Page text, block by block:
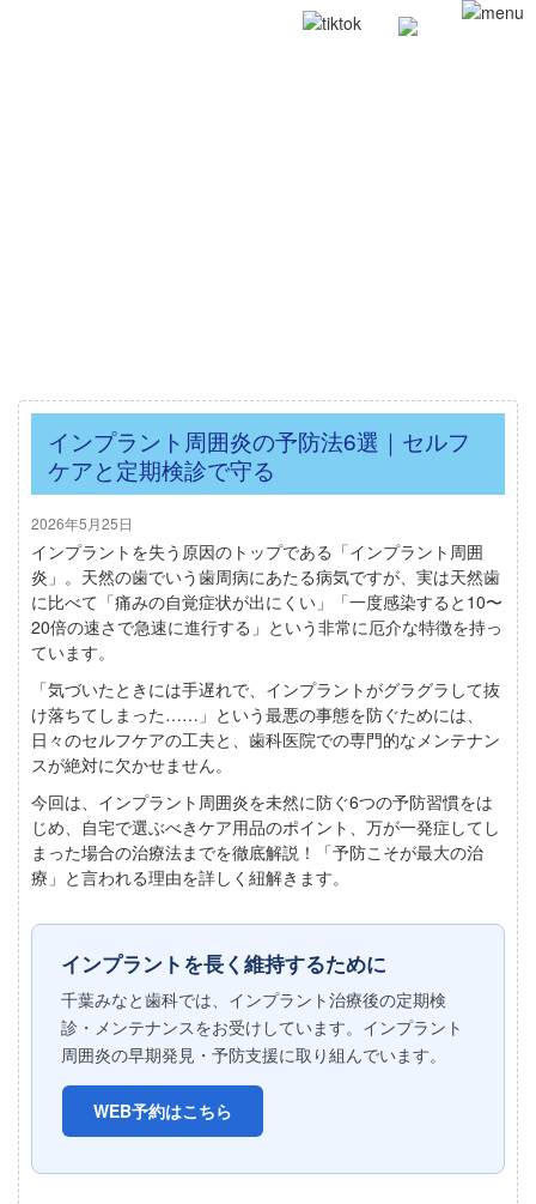
インプラント周囲炎の予防法6選｜セルフ
ケアと定期検診で守る
2026年5月25日
インプラントを失う原因のトップである「インプラント周囲
炎」。天然の歯でいう歯周病にあたる病気ですが、実は天然歯
に比べて「痛みの自覚症状が出にくい」「一度感染すると10〜
20倍の速さで急速に進行する」という非常に厄介な特徴を持っ
ています。
「気づいたときには手遅れで、インプラントがグラグラして抜
け落ちてしまった……」という最悪の事態を防ぐためには、
日々のセルフケアの工夫と、歯科医院での専門的なメンテナン
スが絶対に欠かせません。
今回は、インプラント周囲炎を未然に防ぐ6つの予防習慣をは
じめ、自宅で選ぶべきケア用品のポイント、万が一発症してし
まった場合の治療法までを徹底解説！「予防こそが最大の治
療」と言われる理由を詳しく紐解きます。
インプラントを長く維持するために
千葉みなと歯科では、インプラント治療後の定期検
診・メンテナンスをお受けしています。インプラント
周囲炎の早期発見・予防支援に取り組んでいます。
WEB予約はこちら